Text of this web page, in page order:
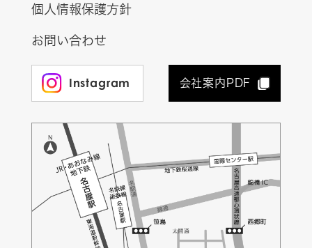
個人情報保護方針
お問い合わせ
Instagram 会社案内PDF